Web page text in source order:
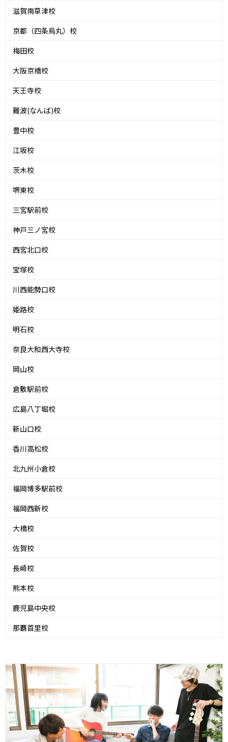
滋賀南草津校
京都（四条烏丸）校
梅田校
大阪京橋校
天王寺校
難波(なんば)校
豊中校
江坂校
茨木校
堺東校
三宮駅前校
神戸三ノ宮校
西宮北口校
宝塚校
川西能勢口校
姫路校
明石校
奈良大和西大寺校
岡山校
倉敷駅前校
広島八丁堀校
新山口校
香川高松校
北九州小倉校
福岡博多駅前校
福岡西新校
大橋校
佐賀校
長崎校
熊本校
鹿児島中央校
那覇首里校